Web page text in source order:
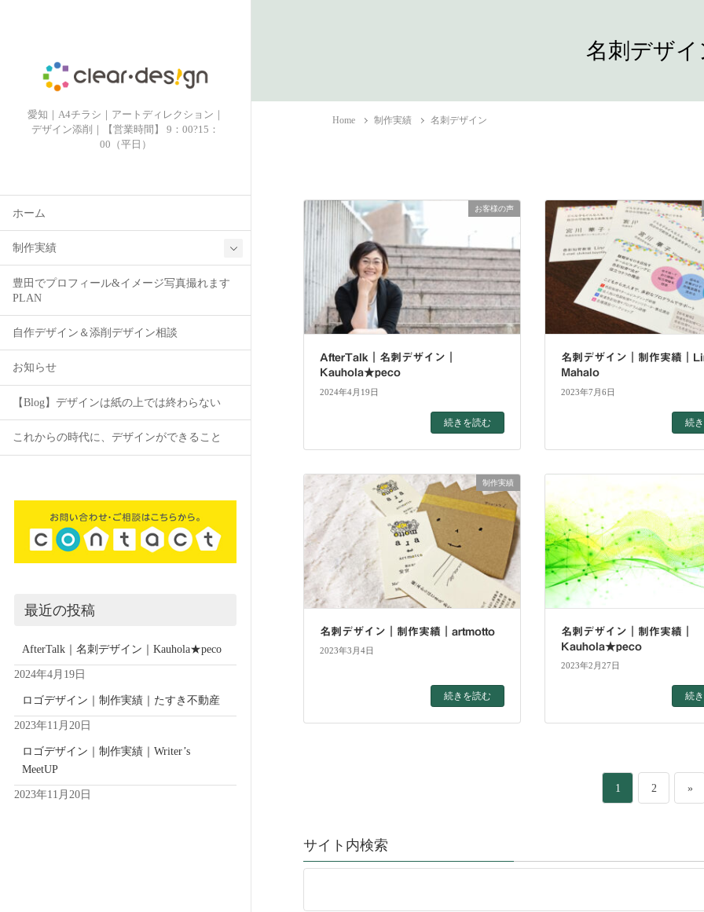
愛知｜A4チラシ｜アートディレクション｜
デザイン添削｜【営業時間】 9：00?15：
00（平日）
ホーム
制作実績
豊田でプロフィール&イメージ写真撮れます
PLAN
自作デザイン＆添削デザイン相談
お知らせ
【Blog】デザインは紙の上では終わらない
これからの時代に、デザインができること
最近の投稿
AfterTalk｜名刺デザイン｜Kauhola★peco
2024年4月19日
ロゴデザイン｜制作実績｜たすき不動産
2023年11月20日
ロゴデザイン｜制作実績｜Writer’s
MeetUP
2023年11月20日
名刺デザイ
Home 制作実績 名刺デザイン
お客様の声
AfterTalk｜名刺デザイン｜
Kauhola★peco
2024年4月19日
続きを読む
名刺デザイン｜制作実績｜
Mahalo
2023年7月6日
続
制作実績
名刺デザイン｜制作実績｜artmotto
2023年3月4日
続きを読む
名刺デザイン｜制作実績｜
Kauhola★peco
2023年2月27日
続
の
ペ1 ペ
2 »
サイト内検索